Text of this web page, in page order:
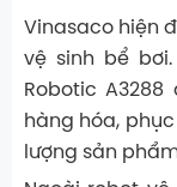
Vinasaco hiện
vệ sinh bể
Robotic
hàng hóa,
lượng sản